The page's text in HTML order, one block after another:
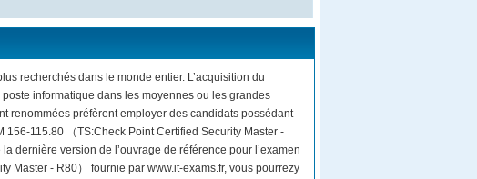
recherchés dans le monde entier. L’acquisition du
informatique dans les moyennes ou les grandes
renommées préfèrent employer des candidats possédant
115.80 （TS:Check Point Certified Security Master -
dernière version de l’ouvrage de référence pour l’examen
Master - R80） fournie par www.it-exams.fr, vous pourrezy